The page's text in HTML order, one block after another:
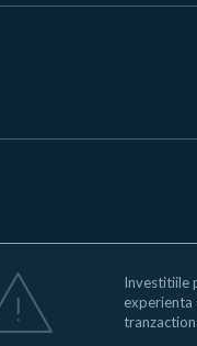
Investitiile
experienta